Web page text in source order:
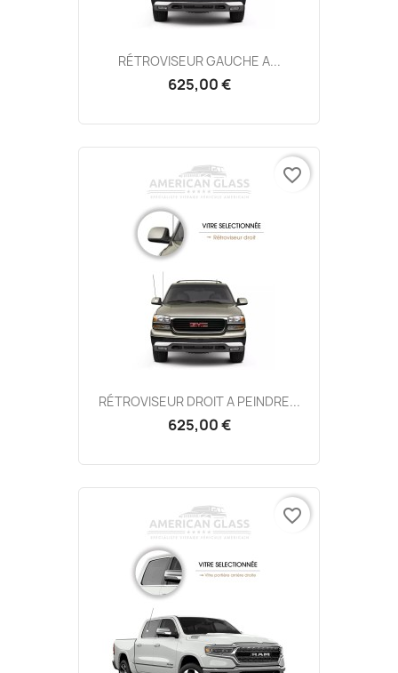
RÉTROVISEUR GAUCHE A...
625,00 €
RÉTROVISEUR DROIT A PEINDRE...
625,00 €
favorite_border
favorite_border